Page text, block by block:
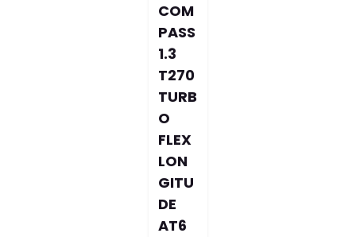
COM
PASS
1.3
T270
TURB
O
FLEX
LON
GITU
DE
AT6